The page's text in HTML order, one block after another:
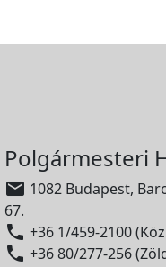
Polgármesteri
 1082 Budapest,
67.
 +36 1/459-2100
 +36 80/277-256